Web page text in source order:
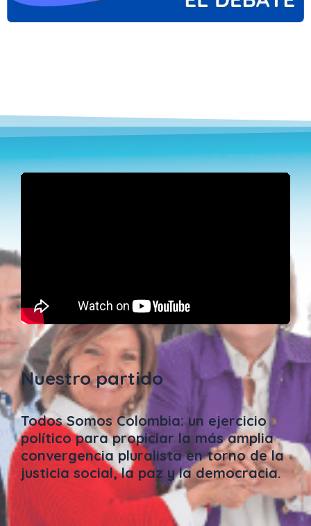
Nuestro partido
Todos Somos Colombia: un ejercicio
político para propiciar la más amplia
convergencia pluralista en torno de la
justicia social, la paz y la democracia.